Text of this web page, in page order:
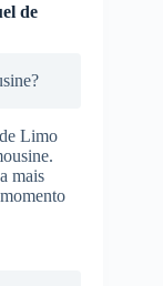
de
Limo
mais